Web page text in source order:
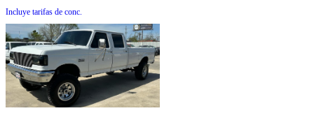
Incluye tarifas de conc.